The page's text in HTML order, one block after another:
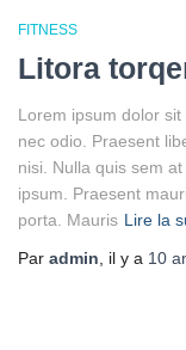
FITNESS
Litora
Lorem ipsum dolor
nec odio. Praesent
nisi. Nulla quis sem
ipsum. Praesent
porta. Mauris Lire la
Par admin , il y a 10